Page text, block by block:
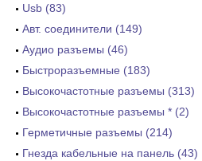
Usb (83)
Авт. соединители (149)
Аудио разъемы (46)
Быстроразъемные (183)
Высокочастотные разъемы (313)
Высокочастотные разъемы * (2)
Герметичные разъемы (214)
Гнезда кабельные на панель (43)